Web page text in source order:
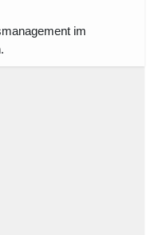
im